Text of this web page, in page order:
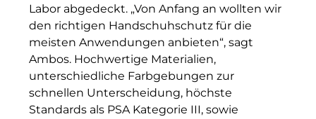
Münchner Wohnen
National Center for Waste Management
Neue Mitte Fürth
Neuhausen Neudenken
Labor abgedeckt. „Von Anfang an wollten wir
den richtigen Handschuhschutz für die
meisten Anwendungen anbieten“, sagt
Ambos. Hochwertige Materialien,
unterschiedliche Farbgebungen zur
schnellen Unterscheidung, höchste
Standards als PSA Kategorie III, sowie